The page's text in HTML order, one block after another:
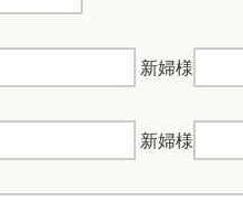
新婦様
新婦様